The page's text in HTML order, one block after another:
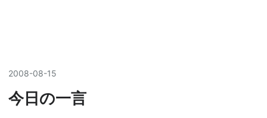
2008-08-15
今日の一言